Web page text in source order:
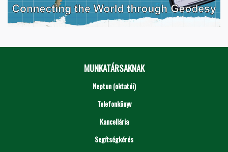
MUNKATÁRSAKNAK
Neptun (oktatói)
Telefonkönyv
Kancellária
Segítségkérés